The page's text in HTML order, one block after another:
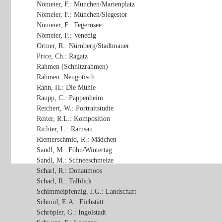
Nömeier, F.: München/Marienplatz
Nömeier, F.: München/Siegestor
Nömeier, F.: Tegernsee
Nömeier, F.: Venedig
Ortner, R.: Nürnberg/Stadtmauer
Price, Ch.: Ragatz
Rahmen (Schnitzrahmen)
Rahmen: Neugotisch
Rahn, H.: Die Mühle
Raupp, C.: Pappenheim
Reichert, W.: Portraitstudie
Reiter, R.L.: Komposition
Richter, L.: Ramsau
Riemerschmid, R.: Mädchen
Sandl, M.: Föhn/Wintertag
Sandl, M.: Schneeschmelze
Scharl, R.: Donaumoos
Scharl, R.: Talblick
Schimmelpfennig, J.G.: Landschaft
Schmid, E.A.: Eichstätt
Schröpler, G.: Ingolstadt